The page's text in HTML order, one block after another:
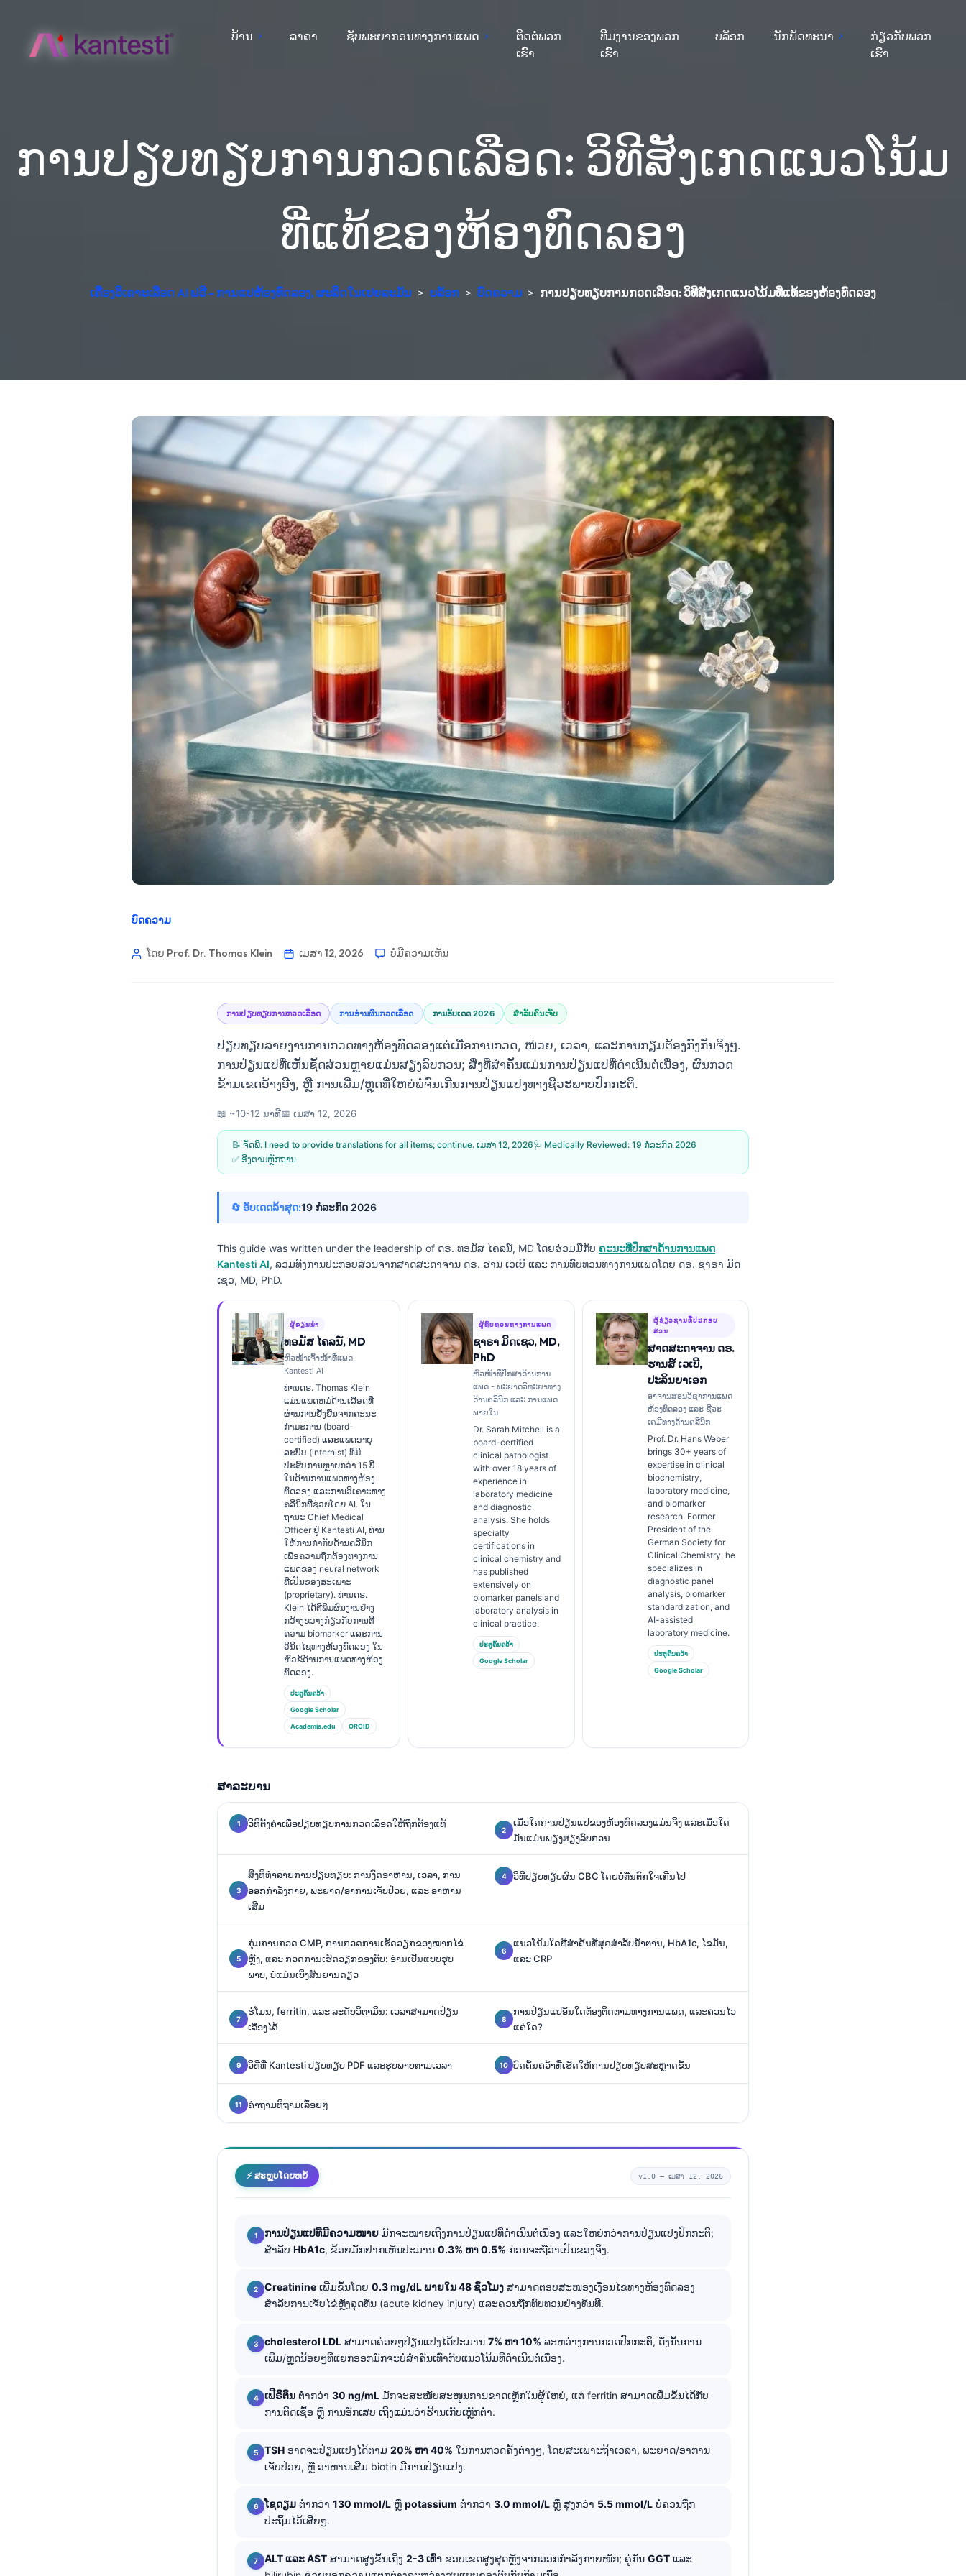
ບ້ານ ລາຄາ ຊັບພະຍາກອນທາງການແພດ
ຕິດຕໍ່ພວກ
ເຮົາ
ທີມງານຂອງພວກ
ເຮົາ
ບລັອກ ນັກພັດທະນາ
ກ່ຽວກັບພວກ
ເຮົາ
ການປຽບທຽບການກວດເລືອດ: ວິທີສັງເກດແນວໂນ້ມ
ທີ່ແທ້ຂອງຫ້ອງທົດລອງ
ເຄື່ອງວິເຄາະເລືອດ AI ຟຣີ - ການແປຫ້ອງທົດລອງ, ຜະລິດໃນເຢຍລະມັນ > ບລັອກ > ບົດຄວາມ > ການປຽບທຽບການກວດເລືອດ: ວິທີສັງເກດແນວໂນ້ມທີ່ແທ້ຂອງຫ້ອງທົດລອງ
ບົດຄວາມ
ໂດຍ Prof. Dr. Thomas Klein ເມສາ 12, 2026 ບໍ່​ມີ​ຄວາມ​ເຫັນ
ການປຽບທຽບການກວດເລືອດ ການອ່ານຜົນກວດເລືອດ ການອັບເດດ 2026 ສຳລັບຄົນເຈັບ
ປຽບທຽບລາຍງານການກວດທາງຫ້ອງທົດລອງແຕ່ເມື່ອການກວດ, ໜ່ວຍ, ເວລາ, ແລະການກຽມຕ້ອງກົງກັນຈິງໆ.
ການປ່ຽນແປທີ່ເຫັນຊັດສ່ວນຫຼາຍແມ່ນສຽງລົບກວນ; ສິ່ງທີ່ສຳຄັນແມ່ນການປ່ຽນແປທີ່ດຳເນີນຕໍ່ເນື່ອງ, ຜົນກວດ
ຂ້າມເຂດອ້າງອີງ, ຫຼື ການເພີ່ມ/ຫຼຸດທີ່ໃຫຍ່ພໍຈົນເກີນການປ່ຽນແປງທາງຊີວະພາບປົກກະຕິ.
📖 ~10-12 ນາທີ📅 ເມສາ 12, 2026
📝 ຈັດພິ. I need to provide translations for all items; continue. ເມສາ 12, 2026🩺 Medically Reviewed: 19 ກໍລະກົດ 2026
✅ ອີງຕາມຫຼັກຖານ
🔄 ອັບເດດລ້າສຸດ:19 ກໍລະກົດ 2026
This guide was written under the leadership of ດຣ. ທອມັສ ໄຄລນ໌, MDໂດຍຮ່ວມມືກັບ ຄະນະທີ່ປຶກສາດ້ານການແພດ
Kantesti AI, ລວມທັງການປະກອບສ່ວນຈາກສາດສະດາຈານ ດຣ. ຮານ ເວເບີ ແລະ ການທົບທວນທາງການແພດໂດຍ ດຣ. ຊາຣາ ມິດ
ເຊວ, MD, PhD.
ຜູ້ຂຽນນຳ
ທອມັສ ໄຄລນ໌, MD
ຫົວໜ້າເຈົ້າໜ້າທີ່ແພດ,
Kantesti AI
ທ່ານດຣ. Thomas Klein
ແມ່ນແພດຫມໍດ້ານເລືອດທີ່
ຜ່ານການຢັ້ງຢືນຈາກຄະນະ
ກຳມະການ (board-
certified) ແລະແພດອາຍຸ
ລະບົບ (internist) ທີ່ມີ
ປະສົບການຫຼາຍກວ່າ 15 ປີ
ໃນດ້ານການແພດທາງຫ້ອງ
ທົດລອງ ແລະການວິເຄາະທາງ
ຄລີນິກທີ່ຊ່ວຍໂດຍ AI. ໃນ
ຖານະ Chief Medical
Officer ຢູ່ Kantesti AI, ທ່ານ
ໃຫ້ການກຳກັບດ້ານຄລີນິກ
ເພື່ອຄວາມຖືກຕ້ອງທາງການ
ແພດຂອງ neural network
ທີ່ເປັນຂອງສະເພາະ
(proprietary). ທ່ານດຣ.
Klein ໄດ້ຕີພິມຜົນງານຢ່າງ
ກວ້າງຂວາງກ່ຽວກັບການຕີ
ຄວາມ biomarker ແລະການ
ວິນິດໄຊທາງຫ້ອງທົດລອງ ໃນ
ຫົວຂໍ້ດ້ານການແພດທາງຫ້ອງ
ທົດລອງ.
ປະຕູຄົ້ນຄວ້າ
Google Scholar
Academia.edu ORCID
ຜູ້ທົບທວນທາງການແພດ
ຊາຣາ ມິດເຊວ, MD,
PhD
ຫົວໜ້າທີ່ປຶກສາດ້ານການ
ແພດ - ພະຍາດວິທະຍາທາງ
ດ້ານຄລີນິກ ແລະ ການແພດ
ພາຍໃນ
Dr. Sarah Mitchell is a
board-certified
clinical pathologist
with over 18 years of
experience in
laboratory medicine
and diagnostic
analysis. She holds
specialty
certifications in
clinical chemistry and
has published
extensively on
biomarker panels and
laboratory analysis in
clinical practice.
ປະຕູຄົ້ນຄວ້າ
Google Scholar
ຜູ້ຊ່ຽວຊານທີ່ປະກອບ
ສ່ວນ
ສາດສະດາຈານ ດຣ.
ຮານສ໌ ເວເບີ,
ປະລິນຍາເອກ
ອາຈານສອນວິຊາການແພດ
ຫ້ອງທົດລອງ ແລະ ຊີວະ
ເຄມີທາງດ້ານຄລີນິກ
Prof. Dr. Hans Weber
brings 30+ years of
expertise in clinical
biochemistry,
laboratory medicine,
and biomarker
research. Former
President of the
German Society for
Clinical Chemistry, he
specializes in
diagnostic panel
analysis, biomarker
standardization, and
AI-assisted
laboratory medicine.
ປະຕູຄົ້ນຄວ້າ
Google Scholar
ສາລະບານ
ວິທີຕັ້ງຄ່າເພື່ອປຽບທຽບການກວດເລືອດໃຫ້ຖືກຕ້ອງແທ້
ເມື່ອໃດການປ່ຽນແປຂອງຫ້ອງທົດລອງແມ່ນຈິງ ແລະເມື່ອໃດ
ມັນແມ່ນພຽງສຽງລົບກວນ
ສິ່ງທີ່ທຳລາຍການປຽບທຽບ: ການງົດອາຫານ, ເວລາ, ການ
ອອກກຳລັງກາຍ, ພະຍາດ/ອາການເຈັບປ່ວຍ, ແລະ ອາຫານ
ເສີມ
ວິທີປຽບທຽບຜົນ CBC ໂດຍບໍ່ຕື່ນຕົກໃຈເກີນໄປ
ກຸ່ມການກວດ CMP, ການກວດການເຮັດວຽກຂອງໝາກໄຂ່
ຫຼັງ, ແລະ ກວດການເຮັດວຽກຂອງຕັບ: ອ່ານເປັນແບບຮູບ
ພາບ, ບໍ່ແມ່ນເບິ່ງສັນຍານດຽວ
ແນວໂນ້ມໃດທີ່ສຳຄັນທີ່ສຸດສຳລັບນ້ຳຕານ, HbA1c, ໄຂມັນ,
ແລະ CRP
ຮໍໂມນ, ferritin, ແລະ ລະດັບວິຕາມິນ: ເວລາສາມາດປ່ຽນ
ເລື່ອງໄດ້
ການປ່ຽນແປອັນໃດຕ້ອງຕິດຕາມທາງການແພດ, ແລະຄວນໄວ
ແຄ່ໃດ?
ວິທີທີ່ Kantesti ປຽບທຽບ PDF ແລະຮູບພາບຕາມເວລາ ບົດຄົ້ນຄວ້າທີ່ເຮັດໃຫ້ການປຽບທຽບສະຫຼາດຂຶ້ນ
ຄໍາຖາມທີ່ຖາມເລື້ອຍໆ
⚡ ສະຫຼຸບໂດຍຫຍໍ້ v1.0 — ເມສາ 12, 2026
ການປ່ຽນແປທີ່ມີຄວາມໝາຍ ມັກຈະໝາຍເຖິງການປ່ຽນແປທີ່ດຳເນີນຕໍ່ເນື່ອງ ແລະໃຫຍ່ກວ່າການປ່ຽນແປງປົກກະຕິ;
ສຳລັບ HbA1c, ຂ້ອຍມັກຢາກເຫັນປະມານ 0.3% ຫາ 0.5% ກ່ອນຈະຖືວ່າເປັນຂອງຈິງ.
Creatinine ເພີ່ມຂຶ້ນໂດຍ 0.3 mg/dL ພາຍໃນ 48 ຊົ່ວໂມງ ສາມາດຕອບສະໜອງເງື່ອນໄຂທາງຫ້ອງທົດລອງ
ສຳລັບການເຈັບໄຂ່ຫຼັງຉຸດທັນ (acute kidney injury) ແລະຄວນຖືກທົບທວນຢ່າງທັນທີ.
cholesterol LDL ສາມາດຄ່ອຍໆປ່ຽນແປງໄດ້ປະມານ 7% ຫາ 10% ລະຫວ່າງການກວດປົກກະຕິ, ດັ່ງນັ້ນການ
ເພີ່ມ/ຫຼຸດນ້ອຍໆທີ່ແຍກອອກມັກຈະບໍ່ສຳຄັນເທົ່າກັບແນວໂນ້ມທີ່ດຳເນີນຕໍ່ເນື່ອງ.
ເຟີຣິຕິນ ຕໍ່າກວ່າ 30 ng/mL ມັກຈະສະໜັບສະໜູນການຂາດເຫຼັກໃນຜູ້ໃຫຍ່, ແຕ່ ferritin ສາມາດເພີ່ມຂຶ້ນໄດ້ກັບ
ການຕິດເຊື້ອ ຫຼື ການອັກເສບ ເຖິງແມ່ນວ່າຮ້ານເກັບເຫຼັກຕ່ຳ.
TSH ອາດຈະປ່ຽນແປງໄດ້ຕາມ 20% ຫາ 40% ໃນການກວດຄັ້ງຕ່າງໆ, ໂດຍສະເພາະຖ້າເວລາ, ພະຍາດ/ອາການ
ເຈັບປ່ວຍ, ຫຼື ອາຫານເສີມ biotin ມີການປ່ຽນແປງ.
ໂຊດຽມ ຕໍ່າກວ່າ 130 mmol/L ຫຼື potassium ຕໍ່າກວ່າ 3.0 mmol/L ຫຼື ສູງກວ່າ 5.5 mmol/L ບໍ່ຄວນຖືກ
ປະຖິ້ມໄວ້ເສີຍໆ.
ALT ແລະ AST ສາມາດສູງຂຶ້ນເຖິງ 2-3 ເທົ່າ ຂອບເຂດສູງສຸດຫຼັງຈາກອອກກຳລັງກາຍໜັກ; ຄູ່ກັນ GGT ແລະ